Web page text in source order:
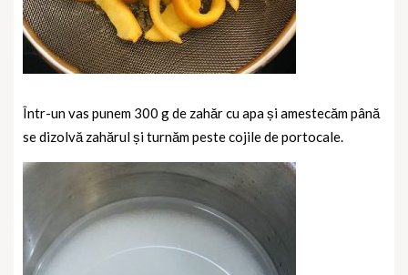
Într-un vas punem 300 g de zahăr cu apa și amestecăm până
se dizolvă zahărul și turnăm peste cojile de portocale.